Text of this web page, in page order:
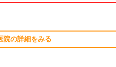
院の詳細をみる